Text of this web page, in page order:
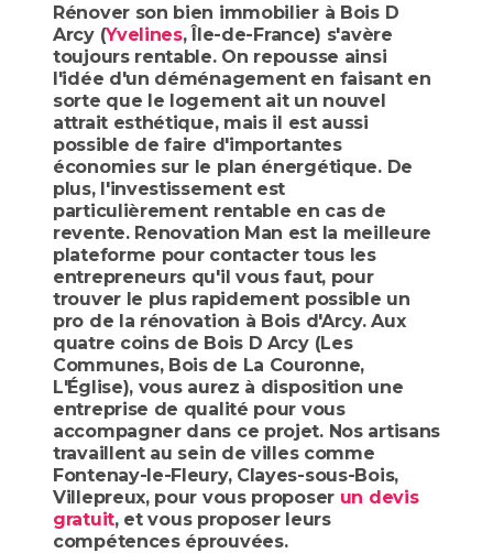
Rénover son bien immobilier à Bois D
Arcy (Yvelines, Île-de-France) s'avère
toujours rentable. On repousse ainsi
l'idée d'un déménagement en faisant en
sorte que le logement ait un nouvel
attrait esthétique, mais il est aussi
possible de faire d'importantes
économies sur le plan énergétique. De
plus, l'investissement est
particulièrement rentable en cas de
revente. Renovation Man est la meilleure
plateforme pour contacter tous les
entrepreneurs qu'il vous faut, pour
trouver le plus rapidement possible un
pro de la rénovation à Bois d'Arcy. Aux
quatre coins de Bois D Arcy (Les
Communes, Bois de La Couronne,
L'Église), vous aurez à disposition une
entreprise de qualité pour vous
accompagner dans ce projet. Nos artisans
travaillent au sein de villes comme
Fontenay-le-Fleury, Clayes-sous-Bois,
Villepreux, pour vous proposer un devis
gratuit, et vous proposer leurs
compétences éprouvées.